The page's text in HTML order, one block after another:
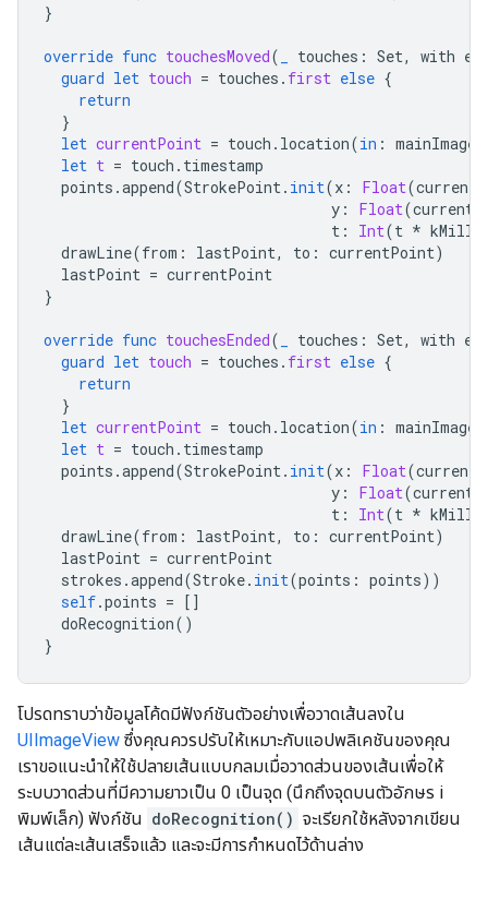
}
override func touchesMoved( touches : Set, with
guard let touch = touches . first else {
return
}
let currentPoint = touch . location(in :
let t = touch . timestamp
points .append(StrokePoint. init(x : Float(
y : Float(
t : Int(t *
drawLine(from : lastPoint, to : currentPoint)
lastPoint = currentPoint
}
override func touchesEnded( touches : Set, with
guard let touch = touches . first else {
return
}
let currentPoint = touch . location(in :
let t = touch . timestamp
points .append(StrokePoint. init(x : Float(
y : Float(
t : Int(t *
drawLine(from : lastPoint, to : currentPoint)
lastPoint = currentPoint
strokes .append(Stroke. init(points : points))
self.points = []
doRecognition()
}
โปรดทราบว่าข้อมูลโค้ดมีฟังก์ชันตัวอย่างเพื่อวาดเส้นลงใน
UIImageView ซึ่งคุณควรปรับให้เหมาะกับแอปพลิเคชันของคุณ
เราขอแนะนำให้ใช้ปลายเส้นแบบกลมเมื่อวาดส่วนของเส้นเพื่อให้
ระบบวาดส่วนที่มีความยาวเป็น 0 เป็นจุด (นึกถึงจุดบนตัวอักษร i
พิมพ์เล็ก) ฟังก์ชัน doRecognition() จะเรียกใช้หลังจากเขียน
เส้นแต่ละเส้นเสร็จแล้ว และจะมีการกำหนดไว้ด้านล่าง